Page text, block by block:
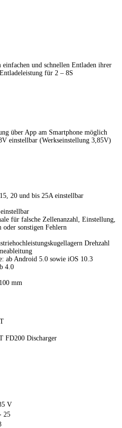
einfachen und schnellen Entladen ihrer
für 2 – 8S
über App am Smartphone möglich
einstellbar (Werkseinstellung 3,85V)
20 und bis 25A einstellbar
für falsche Zellenanzahl, Einstellung,
sonstigen Fehlern
Drehzahl
ab Android 5.0 sowie iOS 10.3
4.0
mm
FD200 Discharger
V
25